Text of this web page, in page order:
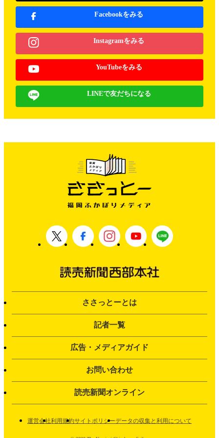
Facebookをみる
Instagramをみる
YouTubeをみる
LINEで友だちになる
ささっとーとは
記者一覧
広告・メディアガイド
お問い合わせ
読売新聞オンライン
運営会社利用規約サイトポリシーデータの収集と利用について